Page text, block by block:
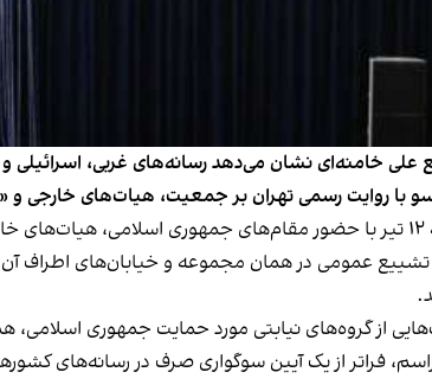
خامنه‌ای نشان می‌دهد رسانه‌های غربی،
با روایت رسمی تهران بر جمعیت، هیات‌های خارجی و
مراسم شش‌روزه تشییع جنازه خامنه‌ای از صبح جمعه ۱۲ تیر با حضور
در روزهای شنبه و یکشنبه، ۱۳ و ۱۴ تیر، به تشییع عمومی در همان
از گروه‌های نیابتی مورد حمایت جمهوری اسلامی،
فراتر از یک آیین سوگواری صرف در رسانه‌های